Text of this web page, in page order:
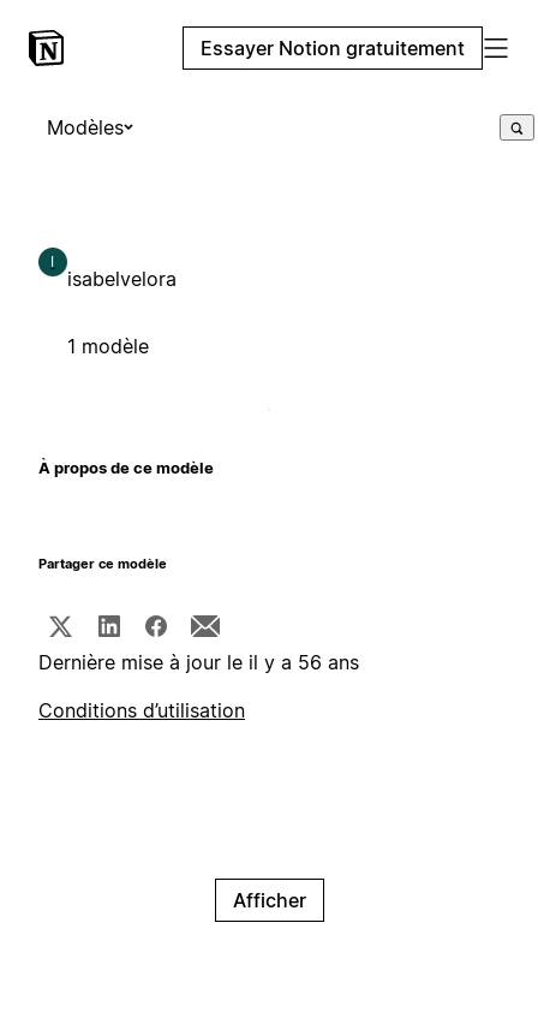
Essayer Notion gratuitement
Modèles
I
isabelvelora
1 modèle
À propos de ce modèle
Partager ce modèle
Dernière mise à jour le il y a 56 ans
Conditions d’utilisation
Afficher